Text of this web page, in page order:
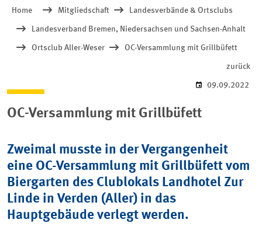
Home Mitgliedschaft Landesverbände & Ortsclubs
Landesverband Bremen, Niedersachsen und Sachsen-Anhalt
Ortsclub Aller-Weser OC-Versammlung mit Grillbüfett
zurück
09.09.2022
OC-Versammlung mit Grillbüfett
Zweimal musste in der Vergangenheit
eine OC-Versammlung mit Grillbüfett vom
Biergarten des Clublokals Landhotel Zur
Linde in Verden (Aller) in das
Hauptgebäude verlegt werden.